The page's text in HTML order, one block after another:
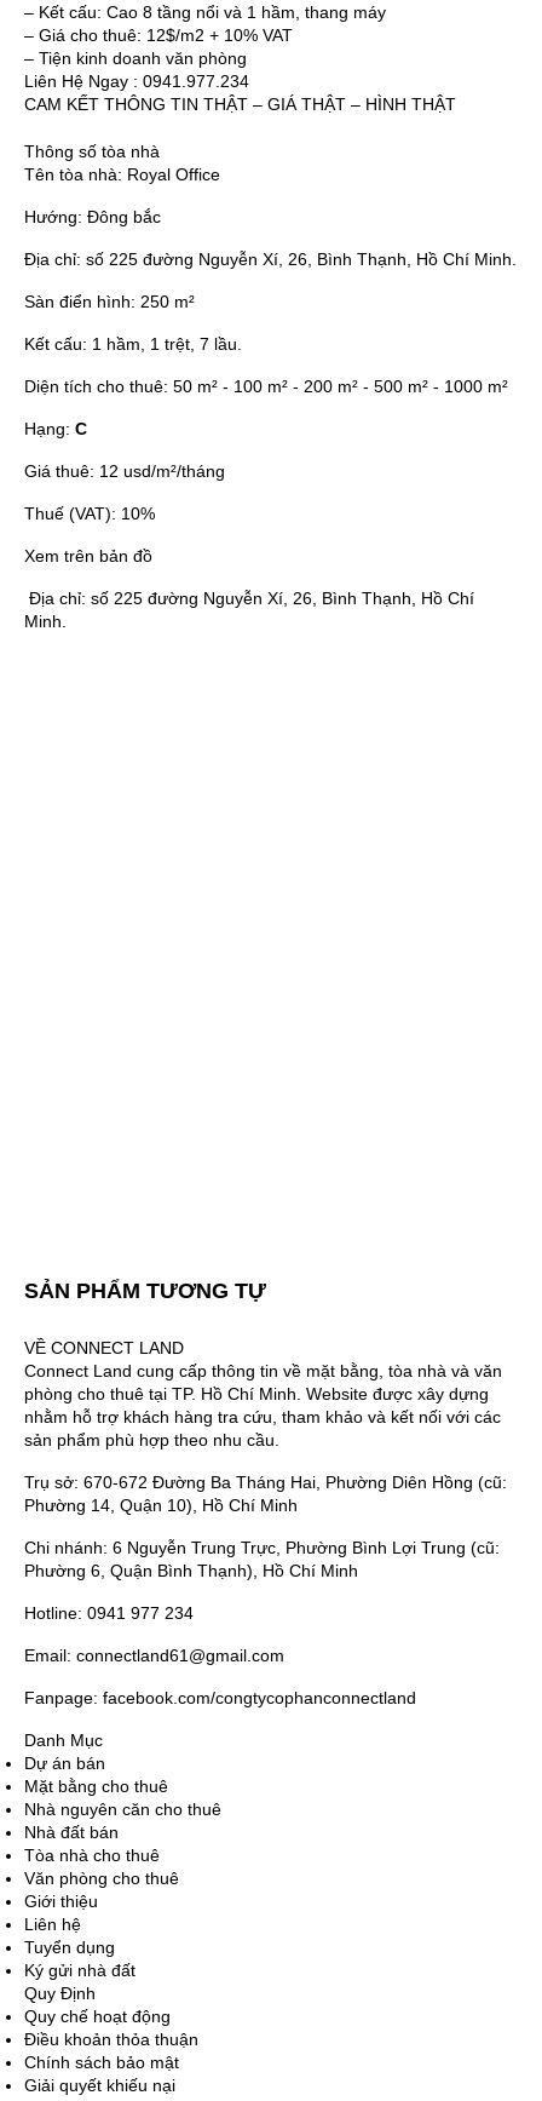
– Kết cấu: Cao 8 tầng nổi và 1 hầm, thang máy
– Giá cho thuê: 12$/m2 + 10% VAT
– Tiện kinh doanh văn phòng
Liên Hệ Ngay : 0941.977.234
CAM KẾT THÔNG TIN THẬT – GIÁ THẬT – HÌNH THẬT
Thông số tòa nhà
Tên tòa nhà: Royal Office
Hướng: Đông bắc
Địa chỉ: số 225 đường Nguyễn Xí, 26, Bình Thạnh, Hồ Chí Minh.
Sàn điển hình: 250 m²
Kết cấu: 1 hầm, 1 trệt, 7 lầu.
Diện tích cho thuê: 50 m² - 100 m² - 200 m² - 500 m² - 1000 m²
Hạng: C
Giá thuê: 12 usd/m²/tháng
Thuế (VAT): 10%
Xem trên bản đồ
Địa chỉ: số 225 đường Nguyễn Xí, 26, Bình Thạnh, Hồ Chí
Minh.
SẢN PHẨM TƯƠNG TỰ
VỀ CONNECT LAND
Connect Land cung cấp thông tin về mặt bằng, tòa nhà và văn
phòng cho thuê tại TP. Hồ Chí Minh. Website được xây dựng
nhằm hỗ trợ khách hàng tra cứu, tham khảo và kết nối với các
sản phẩm phù hợp theo nhu cầu.
Trụ sở: 670-672 Đường Ba Tháng Hai, Phường Diên Hồng (cũ:
Phường 14, Quận 10), Hồ Chí Minh
Chi nhánh: 6 Nguyễn Trung Trực, Phường Bình Lợi Trung (cũ:
Phường 6, Quận Bình Thạnh), Hồ Chí Minh
Hotline: 0941 977 234
Email: connectland61@gmail.com
Fanpage: facebook.com/congtycophanconnectland
Danh Mục
Dự án bán
Mặt bằng cho thuê
Nhà nguyên căn cho thuê
Nhà đất bán
Tòa nhà cho thuê
Văn phòng cho thuê
Giới thiệu
Liên hệ
Tuyển dụng
Ký gửi nhà đất
Quy Định
Quy chế hoạt động
Điều khoản thỏa thuận
Chính sách bảo mật
Giải quyết khiếu nại